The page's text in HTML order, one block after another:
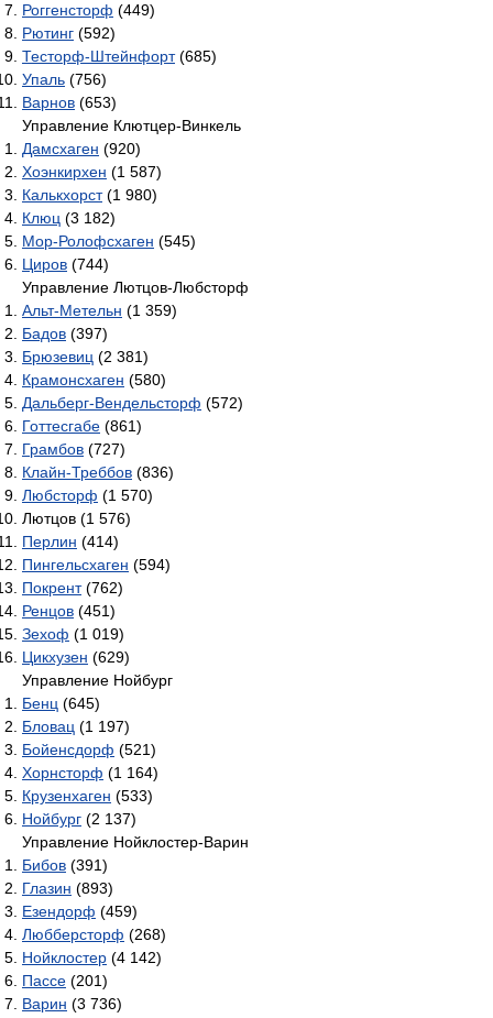
Роггенсторф (449)
Рютинг (592)
Тесторф-Штейнфорт(685)
Упаль (756)
Варнов (653)
Управление Клютцер-Винкель
Дамсхаген (920)
Хоэнкирхен (1 587)
Калькхорст(1 980)
Клюц (3 182)
Мор-Ролофсхаген (545)
Циров (744)
Управление Лютцов-Любсторф
Альт-Метельн (1 359)
Бадов (397)
Брюзевиц (2 381)
Крамонсхаген (580)
Дальберг-Вендельсторф (572)
Готтесгабе (861)
Грамбов (727)
Клайн-Треббов (836)
Любсторф (1 570)
Лютцов (1 576)
Перлин (414)
Пингельсхаген (594)
Покрент(762)
Ренцов (451)
Зехоф (1 019)
Цикхузен (629)
Управление Нойбург
Бенц (645)
Бловац (1 197)
Бойенсдорф (521)
Хорнсторф (1 164)
Крузенхаген (533)
Нойбург (2 137)
Управление Нойклостер-Варин
Бибов (391)
Глазин (893)
Езендорф (459)
Любберсторф (268)
Нойклостер (4 142)
Пассе (201)
Варин (3 736)